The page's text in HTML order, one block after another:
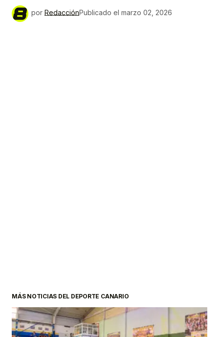
por RedacciónPublicado el marzo 02, 2026
MÁS NOTICIAS DEL DEPORTE CANARIO